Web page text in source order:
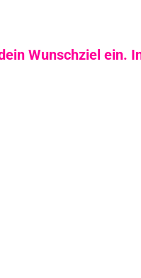
Wunschziel ein.